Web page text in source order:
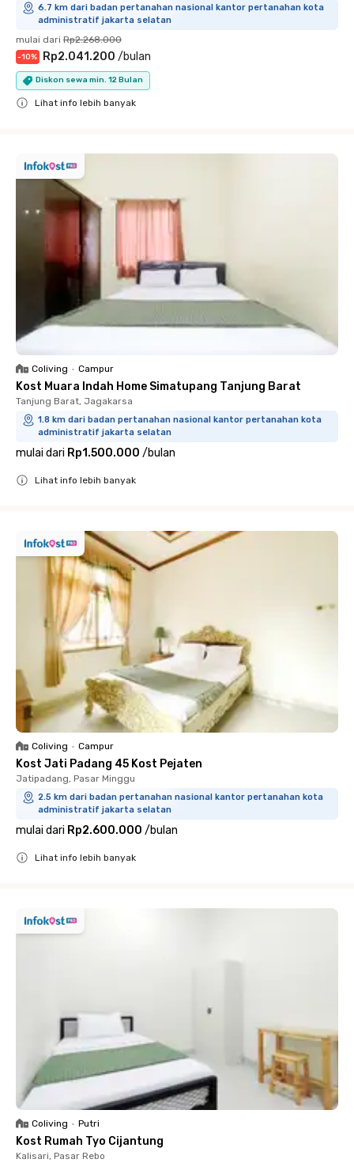
6.7 km dari badan pertanahan nasional kantor pertanahan kota
administratif jakarta selatan
mulai dari Rp2.268.000
-10% Rp2.041.200 /bulan
Diskon sewa min. 12 Bulan
Lihat info lebih banyak
Coliving • Campur
Kost Muara Indah Home Simatupang Tanjung Barat
Tanjung Barat, Jagakarsa
1.8 km dari badan pertanahan nasional kantor pertanahan kota
administratif jakarta selatan
mulai dari Rp1.500.000 /bulan
Lihat info lebih banyak
Coliving • Campur
Kost Jati Padang 45 Kost Pejaten
Jatipadang, Pasar Minggu
2.5 km dari badan pertanahan nasional kantor pertanahan kota
administratif jakarta selatan
mulai dari Rp2.600.000 /bulan
Lihat info lebih banyak
Coliving • Putri
Kost Rumah Tyo Cijantung
Kalisari, Pasar Rebo